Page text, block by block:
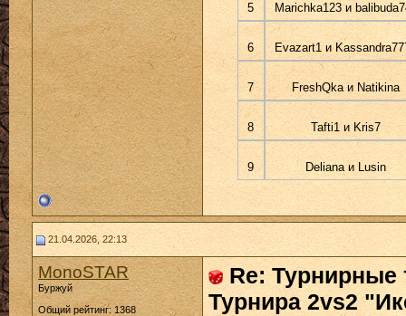
5 Marichka123 и
6 Evazart1 и
7 FreshQka и Natikina
8 Tafti1 и Kris7
9 Deliana и Lusin
21.04.2026, 22:13
MonoSTAR
Буржуй
Общий рейтинг: 1368
Re: Турнирные
Турнира 2vs2